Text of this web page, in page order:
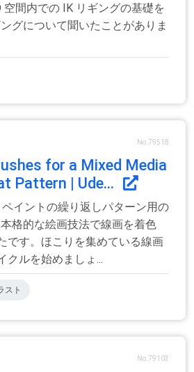
空間内での IK リギングの基礎を
グについて聞いたことがありま
No.79518
for a Mixed Media
Pattern | Ude...
イントの繰り返しパターン用の
格的な絵画技法で線画を着色
です。ほこりを集めている線画
クルを始めましょ...
スト
No.79103